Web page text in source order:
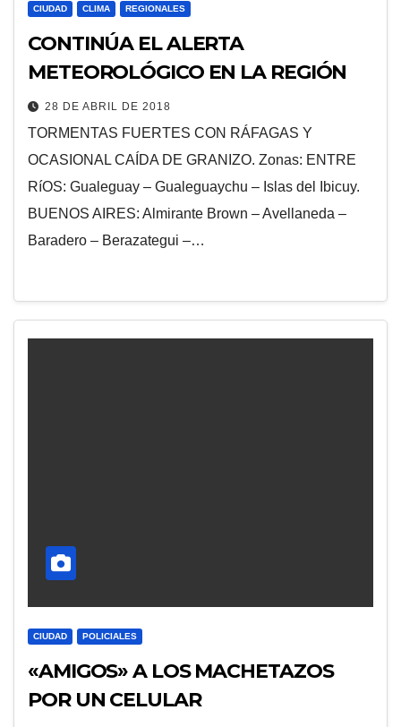
CIUDAD CLIMA REGIONALES
CONTINÚA EL ALERTA
METEOROLÓGICO EN LA REGIÓN
28 DE ABRIL DE 2018
TORMENTAS FUERTES CON RÁFAGAS Y
OCASIONAL CAÍDA DE GRANIZO. Zonas: ENTRE
RíOS: Gualeguay – Gualeguaychu – Islas del Ibicuy.
BUENOS AIRES: Almirante Brown – Avellaneda –
Baradero – Berazategui –…
CIUDAD POLICIALES
«AMIGOS» A LOS MACHETAZOS
POR UN CELULAR